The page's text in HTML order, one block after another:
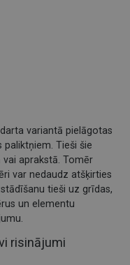
variantā pielāgotas
Tieši šie
aprakstā. Tomēr
var nedaudz atšķirties
tieši uz grīdas,
un elementu
risinājumi